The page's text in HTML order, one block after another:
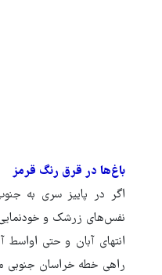
باغ‌ها در قرق رنگ قرمز
اگر در پاییز سری به
نفس‌های زرشک و
انتهای آبان و حتی